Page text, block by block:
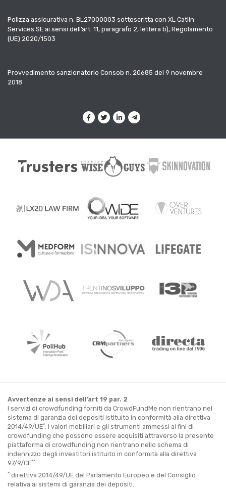
Polizza assicurativa n. BL27000003 sottoscritta con XL Catlin
Services SE ai sensi dell’art. 11, paragrafo 2, lettera b), Regolamento
(UE) 2020/1503
Provvedimento sanzionatorio Consob n. 20685 del 9 novembre
2018
Avvertenze ai sensi dell’art 19 par. 2
I servizi di crowdfunding forniti da CrowdFundMe non rientrano nel
sistema di garanzia dei depositi istituito in conformità alla direttiva
2014/49/UE*; i valori mobiliari e gli strumenti ammessi ai fini di
crowdfunding che possono essere acquisiti attraverso la presente
piattaforma di crowdfunding non rientrano nello schema di
indennizzo degli investitori istituito in conformità alla direttiva
97/9/CE**.
* direttiva 2014/49/UE del Parlamento Europeo e del Consiglio
relativa ai sistemi di garanzia dei depositi.